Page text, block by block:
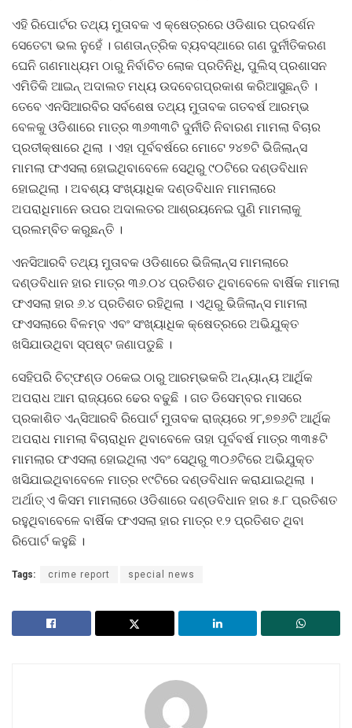
ଏହି ରିପୋର୍ଟର ତଥ୍ୟ ମୁତାବକ ଏ କ୍ଷେତ୍ରରେ ଓଡିଶାର ପ୍ରଦର୍ଶନ
ସେତେଟା ଭଲ ନୁହେଁ । ଗଣତାନ୍ତ୍ରିକ ବ୍ୟବସ୍ଥାରେ ଗଣ ଦୁର୍ନୀତିକରଣ
ଘେନି ଗଣମାଧ୍ୟମ ଠାରୁ ନିର୍ବାଚିତ ଲୋକ ପ୍ରତିନିଧି, ପୁଲିସ୍‍ ପ୍ରଶାସନ
ଏମିତିକି ଆଇନ୍‍ ଅଦାଲତ ମଧ୍ୟ ଉଦବେଗପ୍ରକାଶ କରିଆସୁଛନ୍ତି ।
ତେବେ ଏନସିଆରବିର ସର୍ବଶେଷ ତଥ୍ୟ ମୁତାବକ ଗତବର୍ଷ ଆରମ୍ଭ
ବେଳକୁ ଓଡିଶାରେ ମାତ୍ର ୩୬୩୩ଟି ଦୁର୍ନୀତି ନିବାରଣ ମାମଲା ବିଚାର
ପ୍ରତୀକ୍ଷାରେ ଥିଲା । ଏହା ପୂର୍ବବର୍ଷରେ ମୋଟେ ୨୪୭ଟି ଭିଜିଲାନ୍ସ
ମାମଲା ଫଏସଲା ହୋଇଥିବାବେଳେ ସେଥିରୁ ୯୦ଟିରେ ଦଣ୍ଡବିଧାନ
ହୋଇଥିଲା । ଅବଶ୍ୟ ସଂଖ୍ୟାଧିକ ଦଣ୍ଡବିଧାନ ମାମଲାରେ
ଅପରାଧିମାନେ ଉପର ଅଦାଲତର ଆଶ୍ରୟନେଇ ପୁଣି ମାମଲାକୁ
ପ୍ରଲମ୍ବିତ କରୁଛନ୍ତି ।
ଏନସିଆରବି ତଥ୍ୟ ମୁତାବକ ଓଡିଶାରେ ଭିଜିଲାନ୍ସ ମାମଲାରେ
ଦଣ୍ଡବିଧାନ ହାର ମାତ୍ର ୩୬.୦୪ ପ୍ରତିଶତ ଥିବାବେଳେ ବାର୍ଷିକ ମାମଲା
ଫଏସଲା ହାର ୬.୪ ପ୍ରତିଶତ ରହିଥିଲା । ଏଥିରୁ ଭିଜିଲାନ୍ସ ମାମଲା
ଫଏସଲାରେ ବିଳମ୍ବ ଏବଂ ସଂଖ୍ୟାଧିକ କ୍ଷେତ୍ରରେ ଅଭିଯୁକ୍ତ
ଖସିଯାଉଥିବା ସ୍ପଷ୍ଟ ଜଣାପଡୁଛି ।
ସେହିପରି ଚିଟ୍‍ଫଣ୍ଡ ଠକେଇ ଠାରୁ ଆରମ୍ଭକରି ଅନ୍ୟାନ୍ୟ ଆର୍ଥିକ
ଅପରାଧ ଆମ ରାଜ୍ୟରେ ଢେର ବଢୁଛି । ଗତ ଡିସେମ୍ବର ମାସରେ
ପ୍ରକାଶିତ ଏନ୍‍ସିଆରବି ରିପୋର୍ଟ ମୁତାବକ ରାଜ୍ୟରେ ୨୮,୭୭୬ଟି ଆର୍ଥିକ
ଅପରାଧ ମାମଲା ବିଚାରାଧିନ ଥିବାବେଳେ ତାହା ପୂର୍ବବର୍ଷ ମାତ୍ର ୩୩୫ଟି
ମାମଲାର ଫଏସଲା ହୋଇଥିଲା ଏବଂ ସେଥିରୁ ୩୦୬ଟିରେ ଅଭିଯୁକ୍ତ
ଖସିଯାଇଥିବାବେଳେ ମାତ୍ର ୧୯ଟିରେ ଦଣ୍ଡବିଧାନ କରାଯାଇଥିଲା ।
ଅର୍ଥାତ୍‍ ଏ କିସମ ମାମଲାରେ ଓଡିଶାରେ ଦଣ୍ଡବିଧାନ ହାର ୫.୮ ପ୍ରତିଶତ
ରହୁଥିବାବେଳେ ବାର୍ଷିକ ଫଏସଲା ହାର ମାତ୍ର ୧.୨ ପ୍ରତିଶତ ଥିବା
ରିପୋର୍ଟ କହୁଛି ।
Tags: crime report special news